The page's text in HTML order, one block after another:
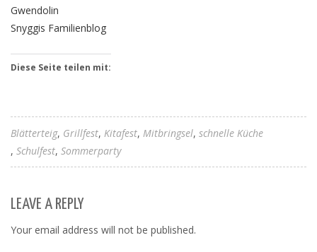
Gwendolin
Snyggis Familienblog
Diese Seite teilen mit:
Blätterteig Grillfest Kitafest Mitbringsel schnelle Küche
Schulfest Sommerparty
LEAVE A REPLY
Your email address will not be published.